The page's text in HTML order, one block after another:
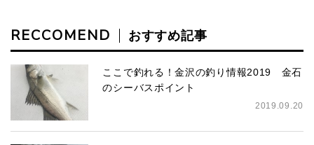
RECCOMEND おすすめ記事
ここで釣れる！金沢の釣り情報2019 金石
のシーバスポイント
2019.09.20